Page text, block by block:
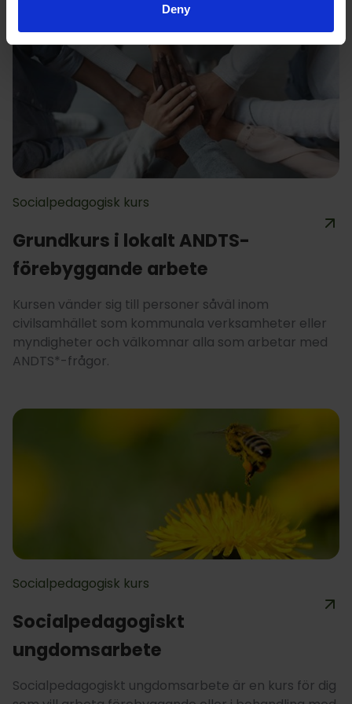
Deny
Socialpedagogisk kurs
Grundkurs i lokalt ANDTS-
förebyggande arbete
Kursen vänder sig till personer såväl inom
civilsamhället som kommunala verksamheter eller
myndigheter och välkomnar alla som arbetar med
ANDTS*-frågor.
Socialpedagogisk kurs
Socialpedagogiskt
ungdomsarbete
Socialpedagogiskt ungdomsarbete är en kurs för dig